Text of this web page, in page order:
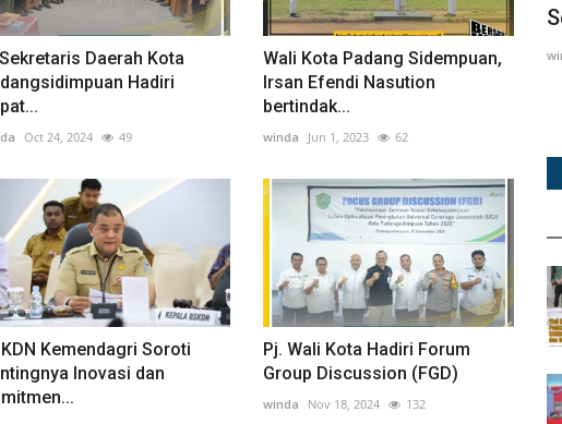
Daerah Kota
Hadiri
Oct 24, 2024 49
Wali Kota Padang Sidempuan,
Irsan Efendi Nasution
bertindak...
winda Jun 1, 2023 62
Kemendagri Soroti
Inovasi dan
Pj. Wali Kota Hadiri Forum
Group Discussion (FGD)
winda Nov 18, 2024 132
Ladies Program APEKSI...
Surji 42